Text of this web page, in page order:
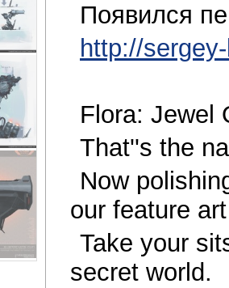
Появился
http://
Flora: Jewel
That''s the
Now
our feature
Take your
secret world.